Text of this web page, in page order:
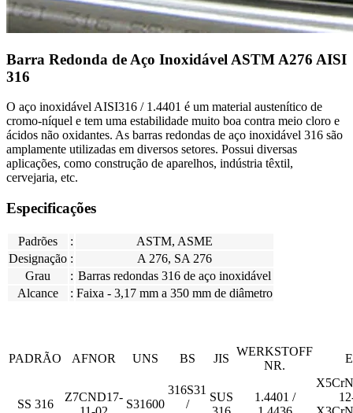
Barra Redonda de Aço Inoxidável ASTM A276 AISI
316
O aço inoxidável AISI316 / 1.4401 é um material austenítico de
cromo-níquel e tem uma estabilidade muito boa contra meio cloro e
ácidos não oxidantes. As barras redondas de aço inoxidável 316 são
amplamente utilizadas em diversos setores. Possui diversas
aplicações, como construção de aparelhos, indústria têxtil,
cervejaria, etc.
Especificações
Padrões :
ASTM, ASME
Designação :
A 276, SA 276
Grau
: Barras redondas 316 de aço inoxidável
Alcance
: Faixa - 3,17 mm a 350 mm de diâmetro
PADRÃO AFNOR UNS BS JIS
WERKSTOFF
NR.
SS 316
Z7CND17‐
S31600
316S31
/
SUS
1.4401 /